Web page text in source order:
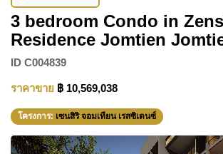
3 bedroom Condo in
Residence Jomtien
ID C004839
ราคาขาย ฿ 10,569,038
โครงการ: เซนสิริ จอมเทียน เรสซิเดนซ์